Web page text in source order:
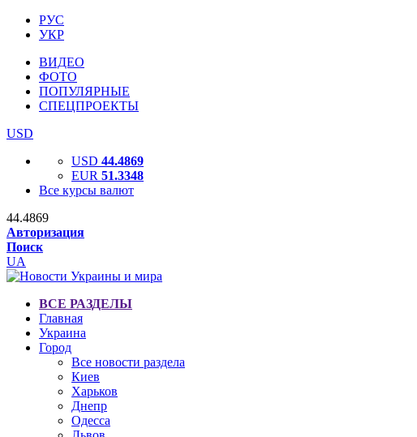
РУС
УКР
ВИДЕО
ФОТО
ПОПУЛЯРНЫЕ
СПЕЦПРОЕКТЫ
USD
USD 44.4869
EUR 51.3348
Все курсы валют
44.4869
Авторизация
Поиск
UA
ВСЕ РАЗДЕЛЫ
Главная
Украина
Город
Все новости раздела
Киев
Харьков
Днепр
Одесса